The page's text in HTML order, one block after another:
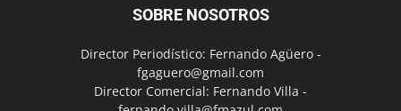
SOBRE NOSOTROS
Director Periodístico: Fernando Agüero -
fgaguero@gmail.com
Director Comercial: Fernando Villa -